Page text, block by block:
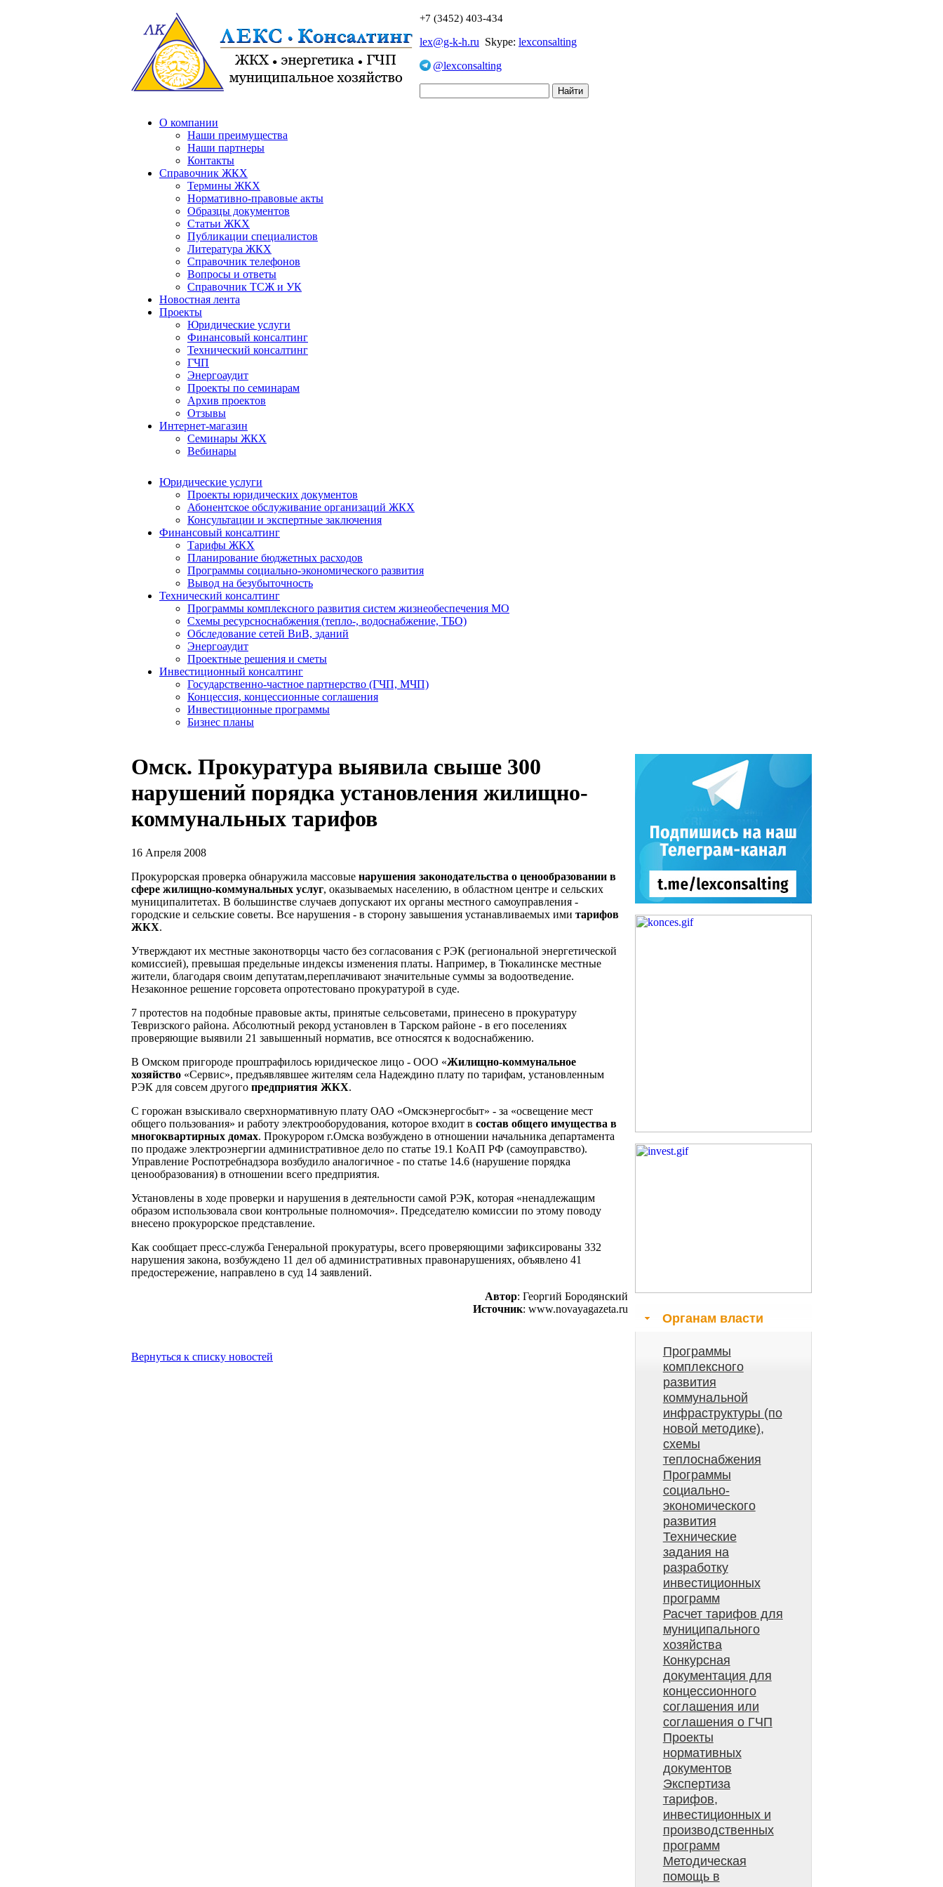
+7 (3452) 403-434
lex@g-k-h.ru Skype: lexconsalting
@lexconsalting
О компании
Наши преимущества
Наши партнеры
Контакты
Справочник ЖКХ
Термины ЖКХ
Нормативно-правовые акты
Образцы документов
Статьи ЖКХ
Публикации специалистов
Литература ЖКХ
Справочник телефонов
Вопросы и ответы
Справочник ТСЖ и УК
Новостная лента
Проекты
Юридические услуги
Финансовый консалтинг
Технический консалтинг
ГЧП
Энергоаудит
Проекты по семинарам
Архив проектов
Отзывы
Интернет-магазин
Семинары ЖКХ
Вебинары
Юридические услуги
Проекты юридических документов
Абонентское обслуживание организаций ЖКХ
Консультации и экспертные заключения
Финансовый консалтинг
Тарифы ЖКХ
Планирование бюджетных расходов
Программы социально-экономического развития
Вывод на безубыточность
Технический консалтинг
Программы комплексного развития систем жизнеобеспечения МО
Схемы ресурсноснабжения (тепло-, водоснабжение, ТБО)
Обследование сетей ВиВ, зданий
Энергоаудит
Проектные решения и сметы
Инвестиционный консалтинг
Государственно-частное партнерство (ГЧП, МЧП)
Концессия, концессионные соглашения
Инвестиционные программы
Бизнес планы
Омск. Прокуратура выявила свыше 300
нарушений порядка установления жилищно-
коммунальных тарифов
16 Апреля 2008
Прокурорская проверка обнаружила массовые нарушения законодательства о ценообразовании в
сфере жилищно-коммунальных услуг, оказываемых населению, в областном центре и сельских
муниципалитетах. В большинстве случаев допускают их органы местного самоуправления -
городские и сельские советы. Все нарушения - в сторону завышения устанавливаемых ими тарифов
ЖКХ.
Утверждают их местные законотворцы часто без согласования с РЭК (региональной энергетической
комиссией), превышая предельные индексы изменения платы. Например, в Тюкалинске местные
жители, благодаря своим депутатам,переплачивают значительные суммы за водоотведение.
Незаконное решение горсовета опротестовано прокуратурой в суде.
7 протестов на подобные правовые акты, принятые сельсоветами, принесено в прокуратуру
Тевризского района. Абсолютный рекорд установлен в Тарском районе - в его поселениях
проверяющие выявили 21 завышенный норматив, все относятся к водоснабжению.
В Омском пригороде проштрафилось юридическое лицо - ООО «Жилищно-коммунальное
хозяйство «Сервис», предъявлявшее жителям села Надеждино плату по тарифам, установленным
РЭК для совсем другого предприятия ЖКХ.
С горожан взыскивало сверхнормативную плату ОАО «Омскэнергосбыт» - за «освещение мест
общего пользования» и работу электрооборудования, которое входит в состав общего имущества в
многоквартирных домах. Прокурором г.Омска возбуждено в отношении начальника департамента
по продаже электроэнергии административное дело по статье 19.1 КоАП РФ (самоуправство).
Управление Роспотребнадзора возбудило аналогичное - по статье 14.6 (нарушение порядка
ценообразования) в отношении всего предприятия.
Установлены в ходе проверки и нарушения в деятельности самой РЭК, которая «ненадлежащим
образом использовала свои контрольные полномочия». Председателю комиссии по этому поводу
внесено прокурорское представление.
Как сообщает пресс-служба Генеральной прокуратуры, всего проверяющими зафиксированы 332
нарушения закона, возбуждено 11 дел об административных правонарушениях, объявлено 41
предостережение, направлено в суд 14 заявлений.
Автор: Георгий Бородянский
Источник: www.novayagazeta.ru
Вернуться к списку новостей
Органам власти
Программы
комплексного
развития
коммунальной
инфраструктуры (по
новой методике),
схемы
теплоснабжения
Программы
социально-
экономического
развития
Технические
задания на
разработку
инвестиционных
программ
Расчет тарифов для
муниципального
хозяйства
Конкурсная
документация для
концессионного
соглашения или
соглашения о ГЧП
Проекты
нормативных
документов
Экспертиза
тарифов,
инвестиционных и
производственных
программ
Методическая
помощь в